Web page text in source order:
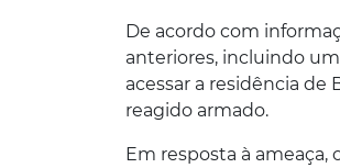
De acordo com
anteriores, incluindo
acessar a residência de
reagido armado.
Em resposta à